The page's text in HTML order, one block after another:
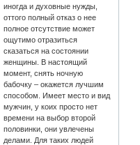
иногда и духовные нужды,
оттого полный отказ о нее
полное отсутствие может
ощутимо отразиться
сказаться на состоянии
женщины. В настоящий
момент, снять ночную
бабочку – окажется лучшим
способом. Имеет место и вид
мужчин, у коих просто нет
времени на выбор второй
половинки, они увлечены
делами. Для таких людей